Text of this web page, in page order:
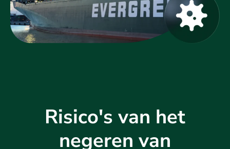
Risico's van het
negeren van